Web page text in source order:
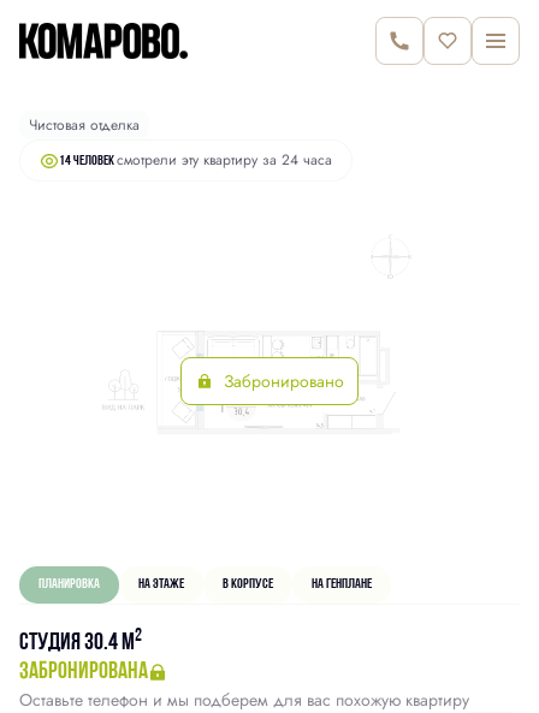
Студия30.4 м2 6 840 000 руб.
Чистовая отделка
14 человексмотрели эту квартиру за 24 часа
Забронировано
Планировка На этаже В корпусе На генплане
Студия 30.4 м2
забронирована
Оставьте телефон и мы подберем для вас похожую квартиру